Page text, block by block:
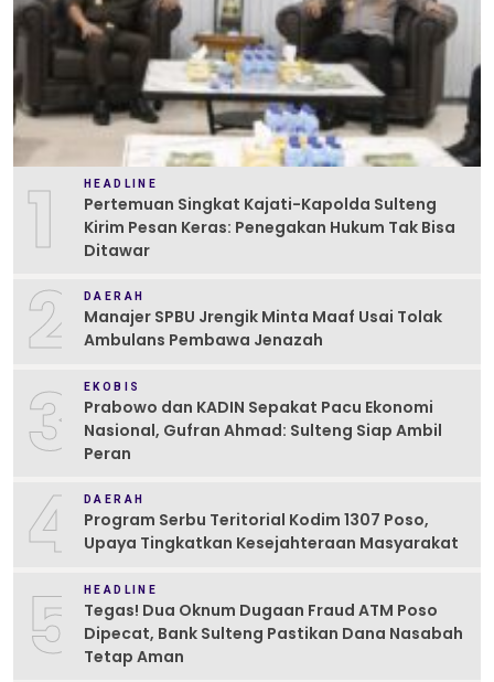
1 HEADLINE
Pertemuan Singkat Kajati-Kapolda Sulteng
Kirim Pesan Keras: Penegakan Hukum Tak Bisa
Ditawar
2 DAERAH
Manajer SPBU Jrengik Minta Maaf Usai Tolak
Ambulans Pembawa Jenazah
3 EKOBIS
Prabowo dan KADIN Sepakat Pacu Ekonomi
Nasional, Gufran Ahmad: Sulteng Siap Ambil
Peran
4 DAERAH
Program Serbu Teritorial Kodim 1307 Poso,
Upaya Tingkatkan Kesejahteraan Masyarakat
5 HEADLINE
Tegas! Dua Oknum Dugaan Fraud ATM Poso
Dipecat, Bank Sulteng Pastikan Dana Nasabah
Tetap Aman